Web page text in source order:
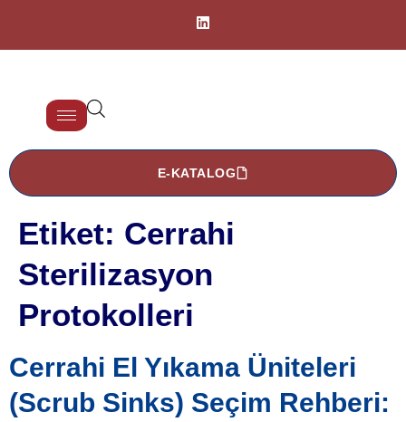
E-KATALOG
Etiket: Cerrahi
Sterilizasyon
Protokolleri
Cerrahi El Yıkama Üniteleri
(Scrub Sinks) Seçim Rehberi: